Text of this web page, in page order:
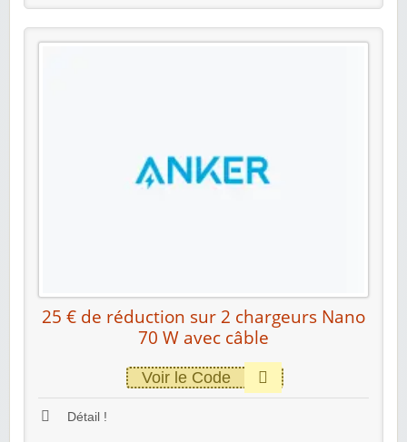
25 € de réduction sur 2 chargeurs Nano
70 W avec câble
Voir le Code
Détail !